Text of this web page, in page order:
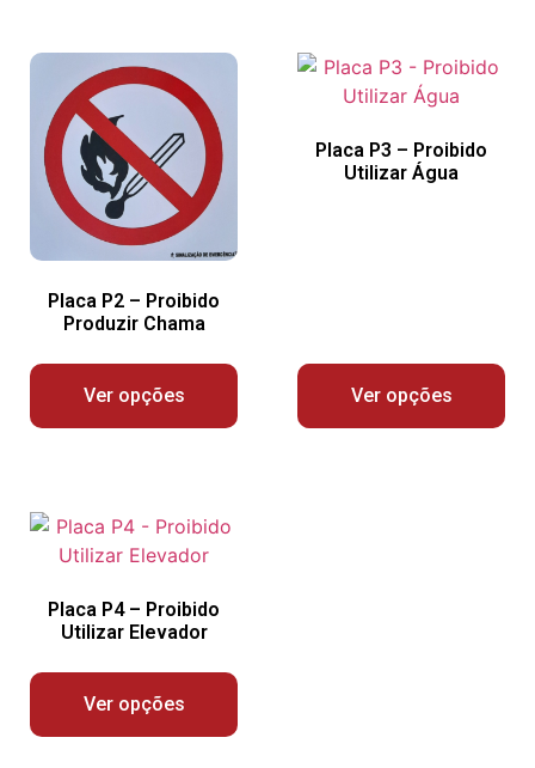
Placa P2 – Proibido
Produzir Chama
Ver opções
Placa P3 – Proibido
Utilizar Água
Ver opções
Placa P4 – Proibido
Utilizar Elevador
Ver opções